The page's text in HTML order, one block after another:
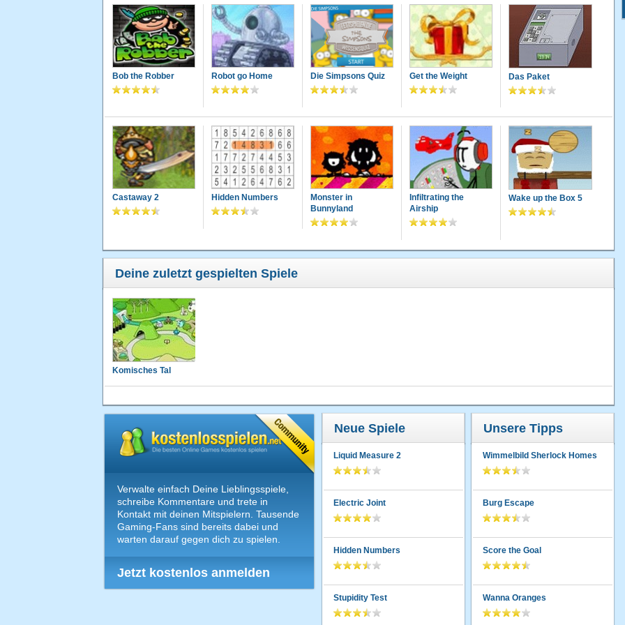
Bob the Robber Robot go Home Die Simpsons Quiz Get the Weight Das Paket
Castaway 2 Hidden Numbers
Monster in
Bunnyland
Infiltrating the
Airship
Wake up the Box 5
Deine zuletzt gespielten Spiele
Komisches Tal
Verwalte einfach Deine Lieblingsspiele,
schreibe Kommentare und trete in
Kontakt mit deinen Mitspielern. Tausende
Gaming-Fans sind bereits dabei und
warten darauf gegen dich zu spielen.
Jetzt kostenlos anmelden
Neue Spiele
Liquid Measure 2
Electric Joint
Hidden Numbers
Stupidity Test
Unsere Tipps
Wimmelbild Sherlock Homes
Burg Escape
Score the Goal
Wanna Oranges